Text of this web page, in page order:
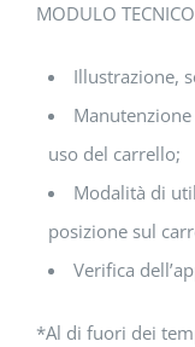
MODULO
Illustrazione,
uso del carrello;
Modalità di
posizione sul
Verifica
*Al di fuori dei